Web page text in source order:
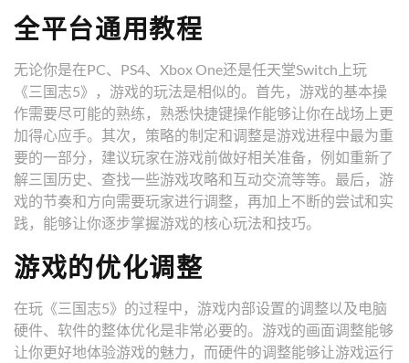
全平台通用教程
无论你是在PC、PS4、Xbox One还是任天堂Switch上玩
《三国志5》，游戏的玩法是相似的。首先，游戏的基本操
作需要尽可能的熟练，熟悉快捷键操作能够让你在战场上更
加得心应手。其次，策略的制定和调整是游戏进程中最为重
要的一部分，建议玩家在游戏前做好相关准备，例如重新了
解三国历史、查找一些游戏攻略和互动交流等等。最后，游
戏的节奏和方向需要玩家进行调整，再加上不断的尝试和实
践，能够让你逐步掌握游戏的核心玩法和技巧。
游戏的优化调整
在玩《三国志5》的过程中，游戏内部设置的调整以及电脑
硬件、软件的整体优化是非常必要的。游戏的画面调整能够
让你更好地体验游戏的魅力，而硬件的调整能够让游戏运行